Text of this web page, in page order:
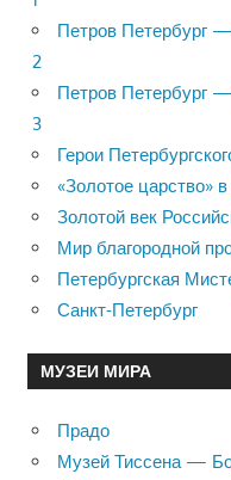
Петров Петербург
2
Петров Петербург
3
Герои
«Золотое царство»
Золотой век
Мир благородной
Петербургская
Санкт-Петербург
МУЗЕИ МИРА
Прадо
Музей Тиссена —